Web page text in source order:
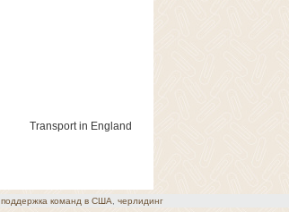
Transport in England
поддержка команд в США черлидинг